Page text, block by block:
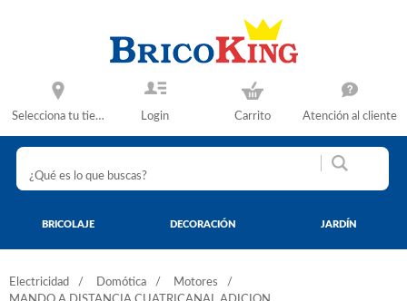
Selecciona tu tienda Login Carrito Atención al cliente
BRICOLAJE DECORACIÓN JARDÍN
Electricidad Domótica
Motores